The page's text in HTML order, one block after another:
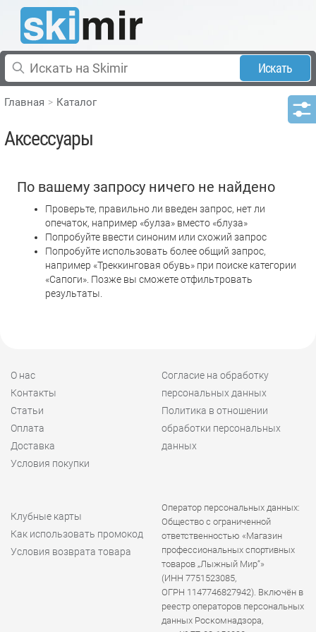
Искать
Главная Каталог
Аксессуары
По вашему запросу ничего не найдено
Проверьте, правильно ли введен запрос, нет ли
опечаток, например «булза» вместо «блуза»
Попробуйте ввести синоним или схожий запрос
Попробуйте использовать более общий запрос,
например «Треккинговая обувь» при поиске категории
«Сапоги». Позже вы сможете отфильтровать
результаты.
О нас
Контакты
Статьи
Оплата
Доставка
Условия покупки
Согласие на обработку
персональных данных
Политика в отношении
обработки персональных
данных
Клубные карты
Как использовать промокод
Условия возврата товара
Оператор персональных данных:
Общество с ограниченной
ответственностью «Магазин
профессиональных спортивных
товаров „Лыжный Мир“»
(ИНН 7751523085,
ОГРН 1147746827942). Включён в
реестр операторов персональных
данных Роскомнадзора,